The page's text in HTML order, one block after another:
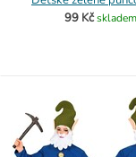
99 Kč skladem